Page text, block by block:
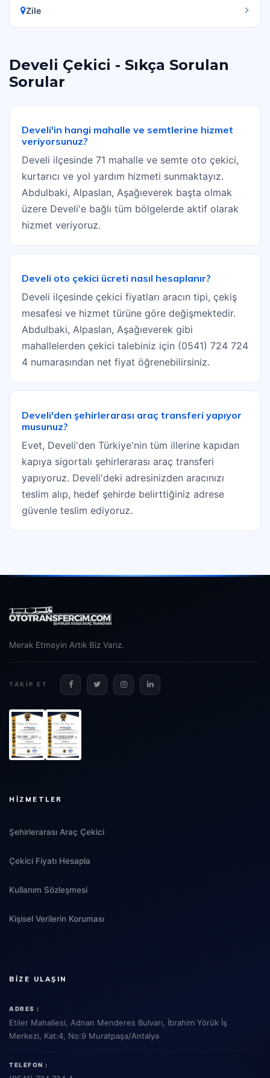
Zile
Develi Çekici - Sıkça Sorulan
Sorular
Develi'in hangi mahalle ve semtlerine hizmet
veriyorsunuz?
Develi ilçesinde 71 mahalle ve semte oto çekici,
kurtarıcı ve yol yardım hizmeti sunmaktayız.
Abdulbaki, Alpaslan, Aşağıeverek başta olmak
üzere Develi'e bağlı tüm bölgelerde aktif olarak
hizmet veriyoruz.
Develi oto çekici ücreti nasıl hesaplanır?
Develi ilçesinde çekici fiyatları aracın tipi, çekiş
mesafesi ve hizmet türüne göre değişmektedir.
Abdulbaki, Alpaslan, Aşağıeverek gibi
mahallelerden çekici talebiniz için (0541) 724 724
4 numarasından net fiyat öğrenebilirsiniz.
Develi'den şehirlerarası araç transferi yapıyor
musunuz?
Evet, Develi'den Türkiye'nin tüm illerine kapıdan
kapıya sigortalı şehirlerarası araç transferi
yapıyoruz. Develi'deki adresinizden aracınızı
teslim alıp, hedef şehirde belirttiğiniz adrese
güvenle teslim ediyoruz.
Merak Etmeyin Artık Biz Varız.
TAKIP ET
HIZMETLER
Şehirlerarası Araç Çekici
Çekici Fiyatı Hesapla
Kullanım Sözleşmesi
Kişisel Verilerin Koruması
BIZE ULAŞIN
ADRES :
Etiler Mahallesi, Adnan Menderes Bulvarı, İbrahim Yörük İş
Merkezi, Kat:4, No:9 Muratpaşa/Antalya
TELEFON :